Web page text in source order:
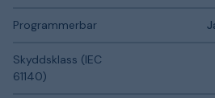
Programmerbar
Skyddsklass (IEC
61140)